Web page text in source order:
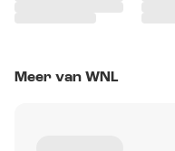
Meer van WNL